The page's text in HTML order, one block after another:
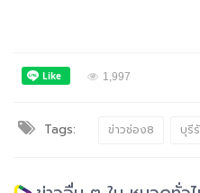
1,997
Tags: ข่าวช่อง8 บุรี